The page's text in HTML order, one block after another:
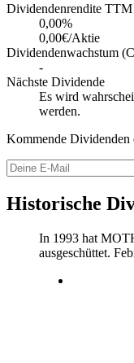
Dividendenrendite TTM
0,00%
0,00€/Aktie
Dividendenwachstum
-
Nächste Dividende
Es wird
werden.
Kommende Dividenden
Historische
In 1993 hat
ausgeschüttet.